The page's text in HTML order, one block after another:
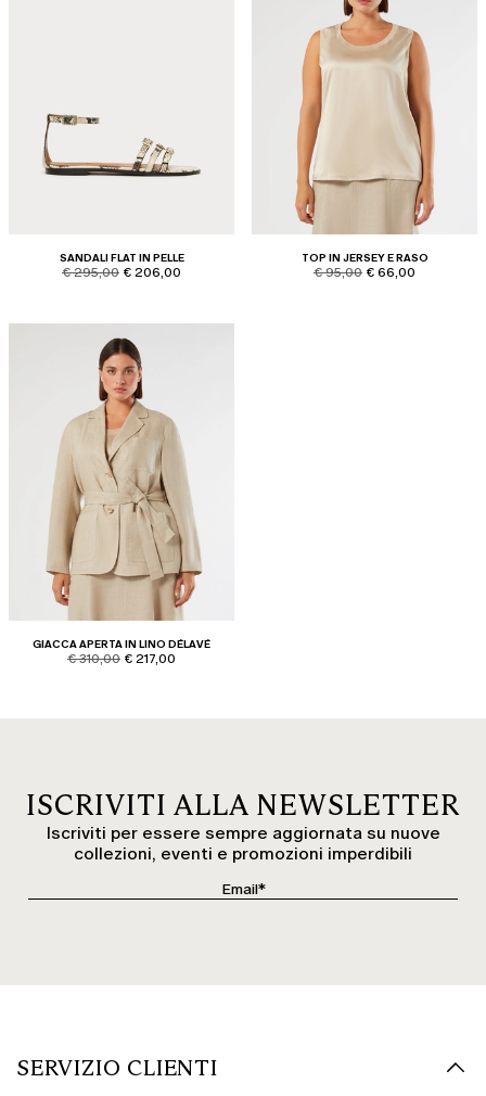
SANDALI FLAT IN PELLE
product.price.original
€ 295,00 product.price.sale
€ 206,00
TOP IN JERSEY E RASO
product.price.original
€ 95,00 product.price.sale
€ 66,00
GIACCA APERTA IN LINO DÉLAVÉ
product.price.original
€ 310,00 product.price.sale
€ 217,00
ISCRIVITI ALLA NEWSLETTER
Iscriviti per essere sempre aggiornata su nuove
collezioni, eventi e promozioni imperdibili
SERVIZIO CLIENTI